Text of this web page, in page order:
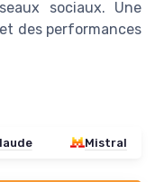
sociaux. Une
des performances
Mistral